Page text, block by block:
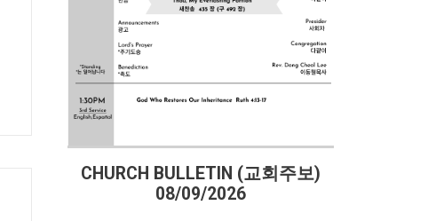
CHURCH BULLETIN (교회주보)
08/09/2026